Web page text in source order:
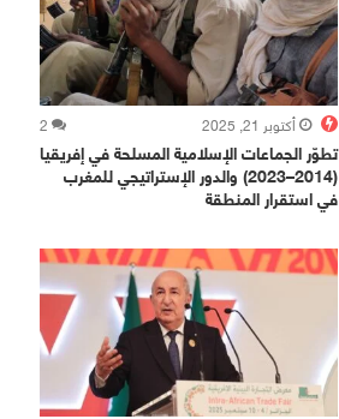
أكتوبر 21, 2025 2
تطوّر الجماعات الإسلامية المسلحة في إفريقيا
(2014–2023) والدور الإستراتيجي للمغرب
في استقرار المنطقة